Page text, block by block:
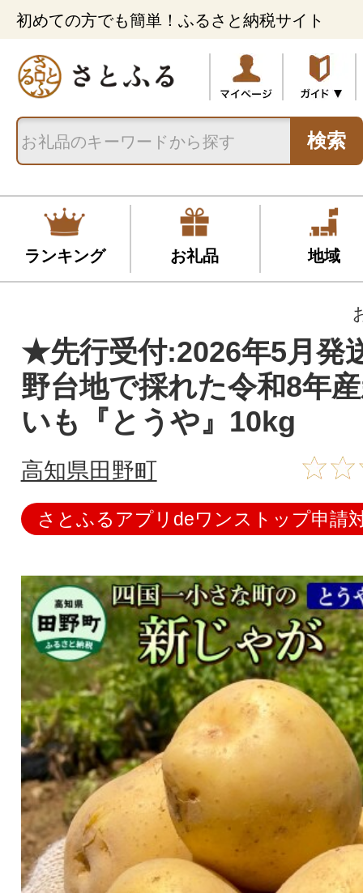
初めての方でも簡単！ふるさと納税サイト
検索
ランキング お礼品 地域
★先行受付:2026年5月発
野台地で採れた令和8年
いも『とうや』10kg
高知県田野町
さとふるアプリdeワンストップ申請